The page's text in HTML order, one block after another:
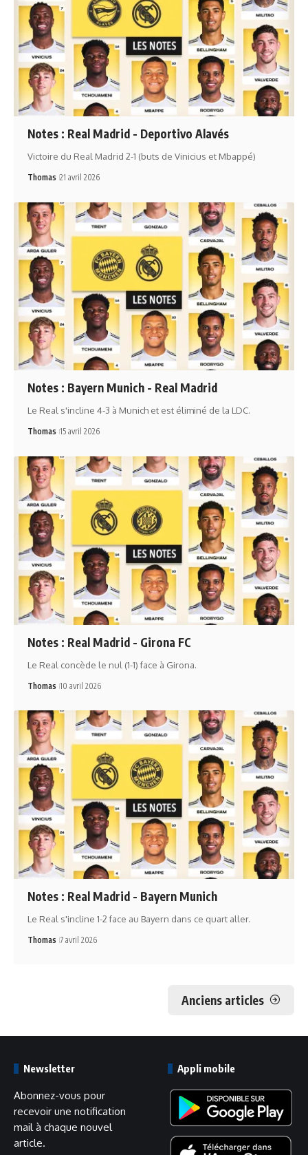
Notes : Real Madrid - Deportivo Alavés
Victoire du Real Madrid 2-1 (buts de Vinicius et Mbappé)
Thomas 21 avril 2026
Notes : Bayern Munich - Real Madrid
Le Real s'incline 4-3 à Munich et est éliminé de la LDC.
Thomas 15 avril 2026
Notes : Real Madrid - Girona FC
Le Real concède le nul (1-1) face à Girona.
Thomas 10 avril 2026
Notes : Real Madrid - Bayern Munich
Le Real s'incline 1-2 face au Bayern dans ce quart aller.
Thomas 7 avril 2026
Anciens articles
Newsletter
Abonnez-vous pour
recevoir une notification
mail à chaque nouvel
article.
Appli mobile